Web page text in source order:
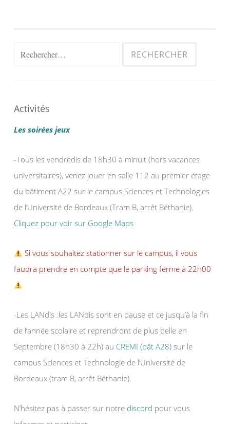
Rechercher :
Activités
Les soirées jeux
-Tous les vendredis de 18h30 à minuit (hors vacances
universitaires), venez jouer en salle 112 au premier étage
du bâtiment A22 sur le campus Sciences et Technologies
de l’Université de Bordeaux (Tram B, arrêt Béthanie).
Cliquez pour voir sur Google Maps
Si vous souhaitez stationner sur le campus, il vous
faudra prendre en compte que le parking ferme à 22h00
-Les LANdis :les LANdis sont en pause et ce jusqu’à la fin
de l’année scolaire et reprendront de plus belle en
Septembre (18h30 à 22h) au CREMI (bât A28) sur le
campus Sciences et Technologie de l’Université de
Bordeaux (tram B, arrêt Béthanie).
N’hésitez pas à passer sur notre discord pour vous